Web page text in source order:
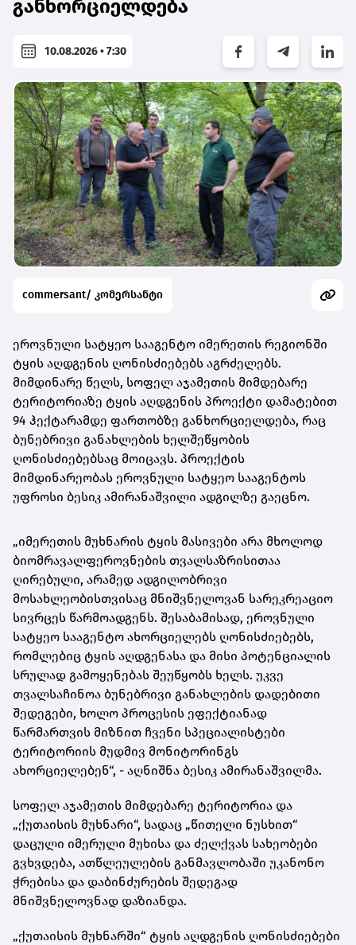
განხორციელდება
10.08.2026 • 7:30
commersant/ კომერსანტი
ეროვნული სატყეო სააგენტო იმერეთის რეგიონში
ტყის აღდგენის ღონისძიებებს აგრძელებს.
მიმდინარე წელს, სოფელ აჯამეთის მიმდებარე
ტერიტორიაზე ტყის აღდგენის პროექტი დამატებით
94 ჰექტარამდე ფართობზე განხორციელდება, რაც
ბუნებრივი განახლების ხელშეწყობის
ღონისძიებებსაც მოიცავს. პროექტის
მიმდინარეობას ეროვნული სატყეო სააგენტოს
უფროსი ბესიკ ამირანაშვილი ადგილზე გაეცნო.
„იმერეთის მუხნარის ტყის მასივები არა მხოლოდ
ბიომრავალფეროვნების თვალსაზრისითაა
ღირებული, არამედ ადგილობრივი
მოსახლეობისთვისაც მნიშვნელოვან სარეკრეაციო
სივრცეს წარმოადგენს. შესაბამისად, ეროვნული
სატყეო სააგენტო ახორციელებს ღონისძიებებს,
რომლებიც ტყის აღდგენასა და მისი პოტენციალის
სრულად გამოყენებას შეუწყობს ხელს. უკვე
თვალსაჩინოა ბუნებრივი განახლების დადებითი
შედეგები, ხოლო პროცესის ეფექტიანად
წარმართვის მიზნით ჩვენი სპეციალისტები
ტერიტორიის მუდმივ მონიტორინგს
ახორციელებენ“, - აღნიშნა ბესიკ ამირანაშვილმა.
სოფელ აჯამეთის მიმდებარე ტერიტორია და
„ქუთაისის მუხნარი“, სადაც „წითელი ნუსხით“
დაცული იმერული მუხისა და ძელქვას სახეობები
გვხვდება, ათწლეულების განმავლობაში უკანონო
ჭრებისა და დაბინძურების შედეგად
მნიშვნელოვნად დაზიანდა.
„ქუთაისის მუხნარში“ ტყის აღდგენის ღონისძიებები